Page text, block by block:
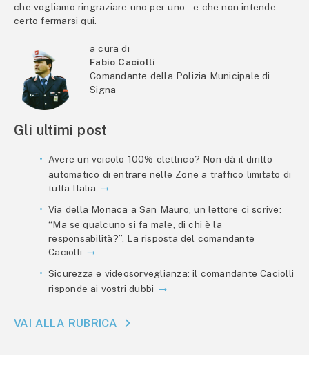
che vogliamo ringraziare uno per uno – e che non intende
certo fermarsi qui.
a cura di
Fabio Caciolli
Comandante della Polizia Municipale di
Signa
Gli ultimi post
Avere un veicolo 100% elettrico? Non dà il diritto
automatico di entrare nelle Zone a traffico limitato di
tutta Italia
Via della Monaca a San Mauro, un lettore ci scrive:
“Ma se qualcuno si fa male, di chi è la
responsabilità?”. La risposta del comandante
Caciolli
Sicurezza e videosorveglianza: il comandante Caciolli
risponde ai vostri dubbi
VAI ALLA RUBRICA